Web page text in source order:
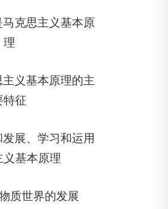
克思主义基本原
理
义基本原理的主
特征
展、学习和运用
义基本原理
质世界的发展